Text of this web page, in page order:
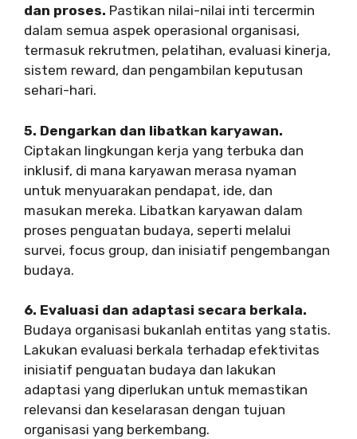
dan proses. Pastikan nilai-nilai inti tercermin
dalam semua aspek operasional organisasi,
termasuk rekrutmen, pelatihan, evaluasi kinerja,
sistem reward, dan pengambilan keputusan
sehari-hari.
5. Dengarkan dan libatkan karyawan.
Ciptakan lingkungan kerja yang terbuka dan
inklusif, di mana karyawan merasa nyaman
untuk menyuarakan pendapat, ide, dan
masukan mereka. Libatkan karyawan dalam
proses penguatan budaya, seperti melalui
survei, focus group, dan inisiatif pengembangan
budaya.
6. Evaluasi dan adaptasi secara berkala.
Budaya organisasi bukanlah entitas yang statis.
Lakukan evaluasi berkala terhadap efektivitas
inisiatif penguatan budaya dan lakukan
adaptasi yang diperlukan untuk memastikan
relevansi dan keselarasan dengan tujuan
organisasi yang berkembang.